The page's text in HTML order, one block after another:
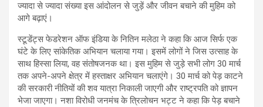
ज्यादा से ज्यादा संख्या इस आंदोलन से जुड़ें और जीवन बचाने की मुहिम को
आगे बढ़ाएं।
स्टूडेंट्स फेडरेशन ऑफ इंडिया के नितिन मलेठा ने कहा कि आज सिर्फ एक
घंटे के लिए सांकेतिक अभियान चलाया गया। इसमें लोगों ने जिस उत्साह के
साथ हिस्सा लिया, वह संतोषजनक था। इस मुहिम से जुड़े सभी लोग 30 मार्च
तक अपने-अपने क्षेत्र में हस्ताक्षर अभियान चलाएंगे। 30 मार्च को पेड़ काटने
की सरकारी नीतियों की शव यात्रा निकाली जाएगी और राष्ट्रपति को ज्ञापन
भेजा जाएगा। नशा विरोधी जनमंच के त्रिलोचन भट्ट ने कहा कि पेड़ बचाने